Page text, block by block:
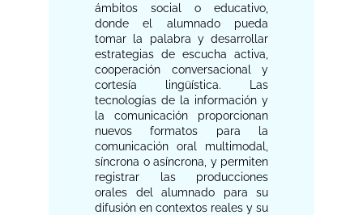
ámbitos social o educativo,
donde el alumnado pueda
tomar la palabra y desarrollar
estrategias de escucha activa,
cooperación conversacional y
cortesía lingüística. Las
tecnologías de la información y
la comunicación proporcionan
nuevos formatos para la
comunicación oral multimodal,
síncrona o asíncrona, y permiten
registrar las producciones
orales del alumnado para su
difusión en contextos reales y su